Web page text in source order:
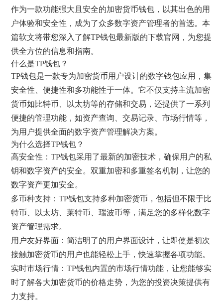
作为一款功能强大且安全的加密货币钱包，以其出色的用
户体验和安全性，成为了众多数字资产管理者的首选。本
篇软文将带您深入了解TP钱包最新版的下载官网，为您提
供全方位的信息和指南。
什么是TP钱包？
TP钱包是一款专为加密货币用户设计的数字钱包应用，集
安全性、便捷性和多功能性于一体。它不仅支持主流加密
货币如比特币、以太坊等的存储和交易，还提供了一系列
便捷的管理功能，如资产查询、交易记录、市场行情等，
为用户提供全面的数字资产管理解决方案。
为什么选择TP钱包？
高安全性：TP钱包采用了最新的加密技术，确保用户的私
钥和数字资产的安全。双重加密和多重签名机制，让您的
数字资产更加安全。
多币种支持：TP钱包支持多种加密货币，包括但不限于比
特币、以太坊、莱特币、瑞波币等，满足您的多样化数字
资产管理需求。
用户友好界面：简洁明了的用户界面设计，让即使是初次
接触加密货币的用户也能轻松上手，快速掌握各项功能。
实时市场行情：TP钱包内置的市场行情功能，让您能够实
时了解各大加密货币的价格走势，为您的投资决策提供有
力支持。